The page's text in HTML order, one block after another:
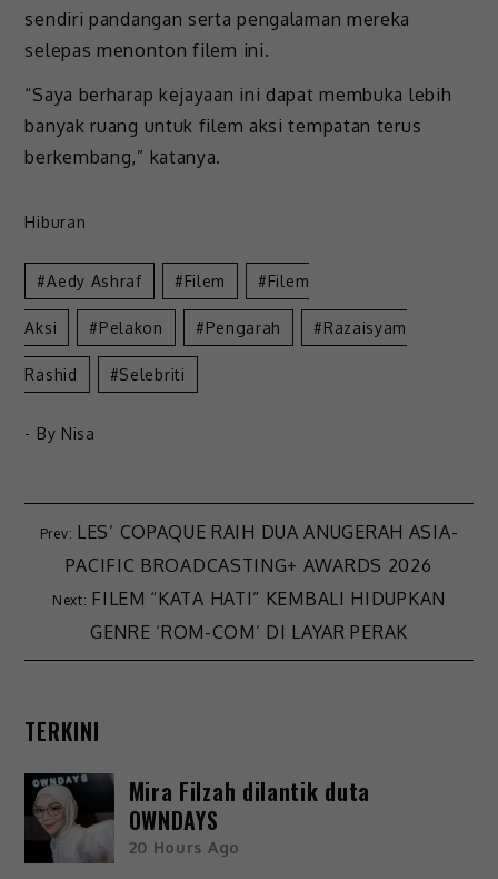
sendiri pandangan serta pengalaman mereka
selepas menonton filem ini.
“Saya berharap kejayaan ini dapat membuka lebih
banyak ruang untuk filem aksi tempatan terus
berkembang,” katanya.
Hiburan
Aedy Ashraf Filem Filem
Aksi Pelakon Pengarah Razaisyam
Rashid Selebriti
- By Nisa
LES’ COPAQUE RAIH DUA ANUGERAH ASIA-
PACIFIC BROADCASTING+ AWARDS 2026
FILEM “KATA HATI” KEMBALI HIDUPKAN
GENRE ‘ROM-COM’ DI LAYAR PERAK
TERKINI
Mira Filzah dilantik duta
OWNDAYS
20 Hours Ago